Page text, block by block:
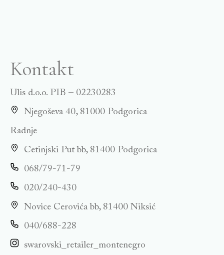
Kontakt
Ulis d.o.o. PIB – 02230283
Njegoševa 40, 81000 Podgorica
Radnje
Cetinjski Put bb, 81400 Podgorica
068/79-71-79
020/240-430
Novice Cerovića bb, 81400 Niksić
040/688-228
swarovski_retailer_montenegro